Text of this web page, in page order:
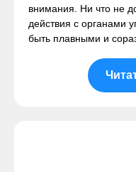
внимания. Ни что не
действия с органами
быть плавными и